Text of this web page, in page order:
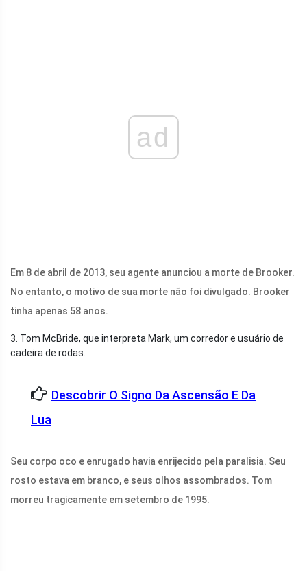
ad
Em 8 de abril de 2013, seu agente anunciou a morte de Brooker.
No entanto, o motivo de sua morte não foi divulgado. Brooker
tinha apenas 58 anos.
3. Tom McBride, que interpreta Mark, um corredor e usuário de
cadeira de rodas.
Descobrir O Signo Da Ascensão E Da
Lua
Seu corpo oco e enrugado havia enrijecido pela paralisia. Seu
rosto estava em branco, e seus olhos assombrados. Tom
morreu tragicamente em setembro de 1995.